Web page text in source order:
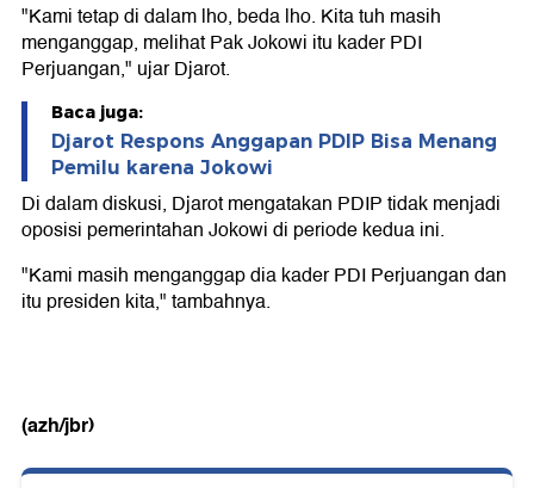
"Kami tetap di dalam lho, beda lho. Kita tuh masih
menganggap, melihat Pak Jokowi itu kader PDI
Perjuangan," ujar Djarot.
Baca juga:
Djarot Respons Anggapan PDIP Bisa Menang
Pemilu karena Jokowi
Di dalam diskusi, Djarot mengatakan PDIP tidak menjadi
oposisi pemerintahan Jokowi di periode kedua ini.
"Kami masih menganggap dia kader PDI Perjuangan dan
itu presiden kita," tambahnya.
(azh/jbr)